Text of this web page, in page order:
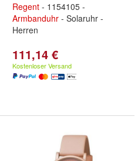
Regent - 1154105 -
Armbanduhr - Solaruhr -
Herren
111,14 €
Kostenloser Versand